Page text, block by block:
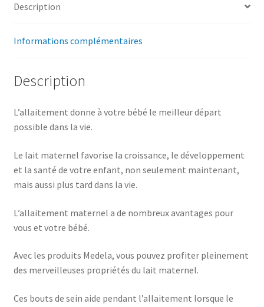
Description
Informations complémentaires
Description
L’allaitement donne à votre bébé le meilleur départ
possible dans la vie.
Le lait maternel favorise la croissance, le développement
et la santé de votre enfant, non seulement maintenant,
mais aussi plus tard dans la vie.
L’allaitement maternel a de nombreux avantages pour
vous et votre bébé.
Avec les produits Medela, vous pouvez profiter pleinement
des merveilleuses propriétés du lait maternel.
Ces bouts de sein aide pendant l’allaitement lorsque le